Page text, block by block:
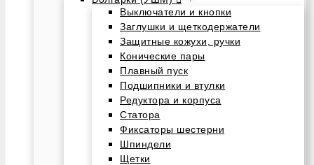
Выключатели и кнопки
Заглушки и щеткодержатели
Защитные кожухи, ручки
Конические пары
Плавный пуск
Подшипники и втулки
Редуктора и корпуса
Статора
Фиксаторы шестерни
Шпиндели
Щетки